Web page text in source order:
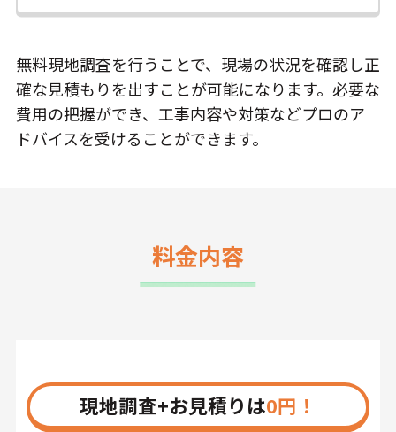
無料現地調査を行うことで、現場の状況を確認し正
確な見積もりを出すことが可能になります。必要な
費用の把握ができ、工事内容や対策などプロのア
ドバイスを受けることができます。
料金内容
現地調査+お見積りは0円！